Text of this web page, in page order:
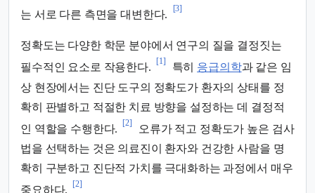
는 서로 다른 측면을 대변한다.
[3]
정확도는 다양한 학문 분야에서 연구의 질을 결정짓는
필수적인 요소로 작용한다.
[1]
특히 응급의학과 같은 임
상 현장에서는 진단 도구의 정확도가 환자의 상태를 정
확히 판별하고 적절한 치료 방향을 설정하는 데 결정적
인 역할을 수행한다.
[2]
오류가 적고 정확도가 높은 검사
법을 선택하는 것은 의료진이 환자와 건강한 사람을 명
확히 구분하고 진단적 가치를 극대화하는 과정에서 매우
중요하다.
[2]